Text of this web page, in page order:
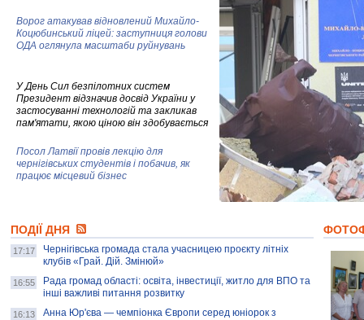
Ворог атакував відновлений Михайло-
Коцюбинський ліцей: заступниця голови
ОДА оглянула масштаби руйнувань
У День Сил безпілотних систем
Президент відзначив досвід України у
застосуванні технологій та закликав
пам'ятати, якою ціною він здобувається
Посол Латвії провів лекцію для
чернігівських студентів і побачив, як
працює місцевий бізнес
колекцію про війну, емоції та тварин
AB InBev Efes Україна підтримала
навчальний проєкт "Молодіжна бізнес-
школа", спрямований на розвиток
ПОДІЇ ДНЯ
17:17
Чернігівська громада стала учасницею проєкту літніх
клубів «Грай. Дій. Змінюй»
16:55
Рада громад області: освіта, інвестиції, житло для ВПО та
інші важливі питання розвитку
16:13
Анна Юр'єва — чемпіонка Європи серед юніорок з